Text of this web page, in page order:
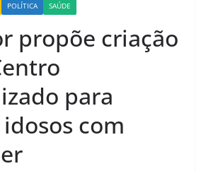
POLÍTICA SAÚDE
propõe criação
para
com